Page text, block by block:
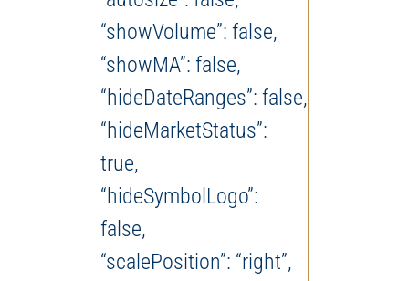
“showVolume”: false,
“showMA”: false,
“hideDateRanges”: false,
“hideMarketStatus”:
true,
“hideSymbolLogo”:
false,
“scalePosition”: “right”,